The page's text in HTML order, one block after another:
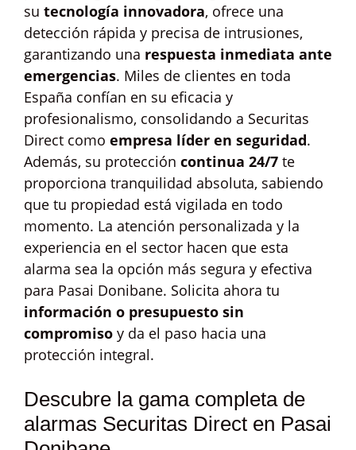
su tecnología innovadora, ofrece una
detección rápida y precisa de intrusiones,
garantizando una respuesta inmediata ante
emergencias. Miles de clientes en toda
España confían en su eficacia y
profesionalismo, consolidando a Securitas
Direct como empresa líder en seguridad.
Además, su protección continua 24/7 te
proporciona tranquilidad absoluta, sabiendo
que tu propiedad está vigilada en todo
momento. La atención personalizada y la
experiencia en el sector hacen que esta
alarma sea la opción más segura y efectiva
para Pasai Donibane. Solicita ahora tu
información o presupuesto sin
compromiso y da el paso hacia una
protección integral.
Descubre la gama completa de
alarmas Securitas Direct en Pasai